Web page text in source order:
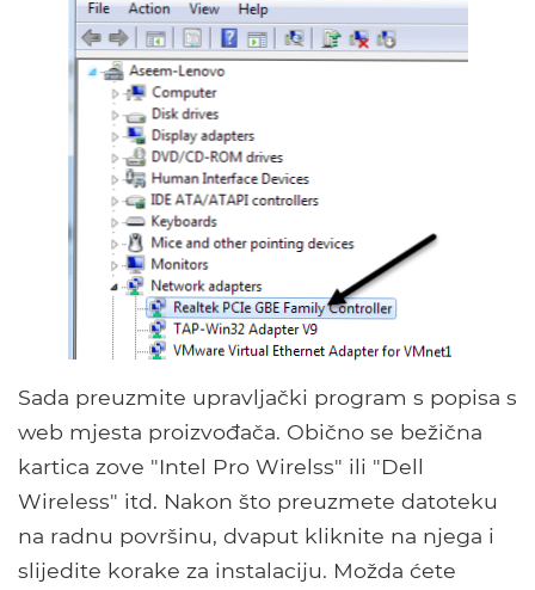
Sada preuzmite upravljački program s popisa s
web mjesta proizvođača. Obično se bežična
kartica zove "Intel Pro Wirelss" ili "Dell
Wireless" itd. Nakon što preuzmete datoteku
na radnu površinu, dvaput kliknite na njega i
slijedite korake za instalaciju. Možda ćete